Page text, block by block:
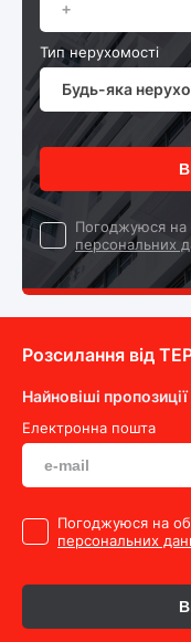
Тип нерухомості
Будь-яка
Погоджуюся на
персональних
Розсилання від
Найновіші
Електронна пошта
Погоджуюся на
персональних